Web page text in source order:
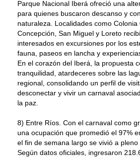
Parque Nacional Iberá ofreció una
para quienes buscaron descanso y
naturaleza. Localidades como Colonia
Concepción, San Miguel y Loreto
interesados en excursiones por los
fauna, paseos en lancha y
En el corazón del Iberá, la propuesta
tranquilidad, atardeceres sobre las
regional, consolidando un perfil de
desconectar y vivir un carnaval
la paz.
8) Entre Ríos. Con el carnaval como
una ocupación que promedió el 97%
el fin de semana largo se vivió a
Según datos oficiales, ingresaron